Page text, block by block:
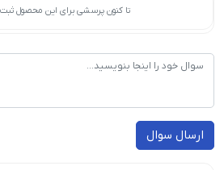
تا کنون پرسشی برای این محصول
ارسال سوال